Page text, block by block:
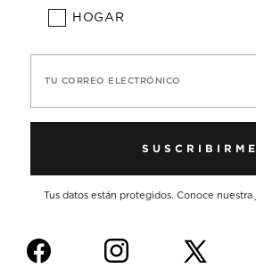
HOGAR
TU CORREO ELECTRÓNICO
SUSCRIBIRME
Tus datos están protegidos. Conoce nuestra
f i